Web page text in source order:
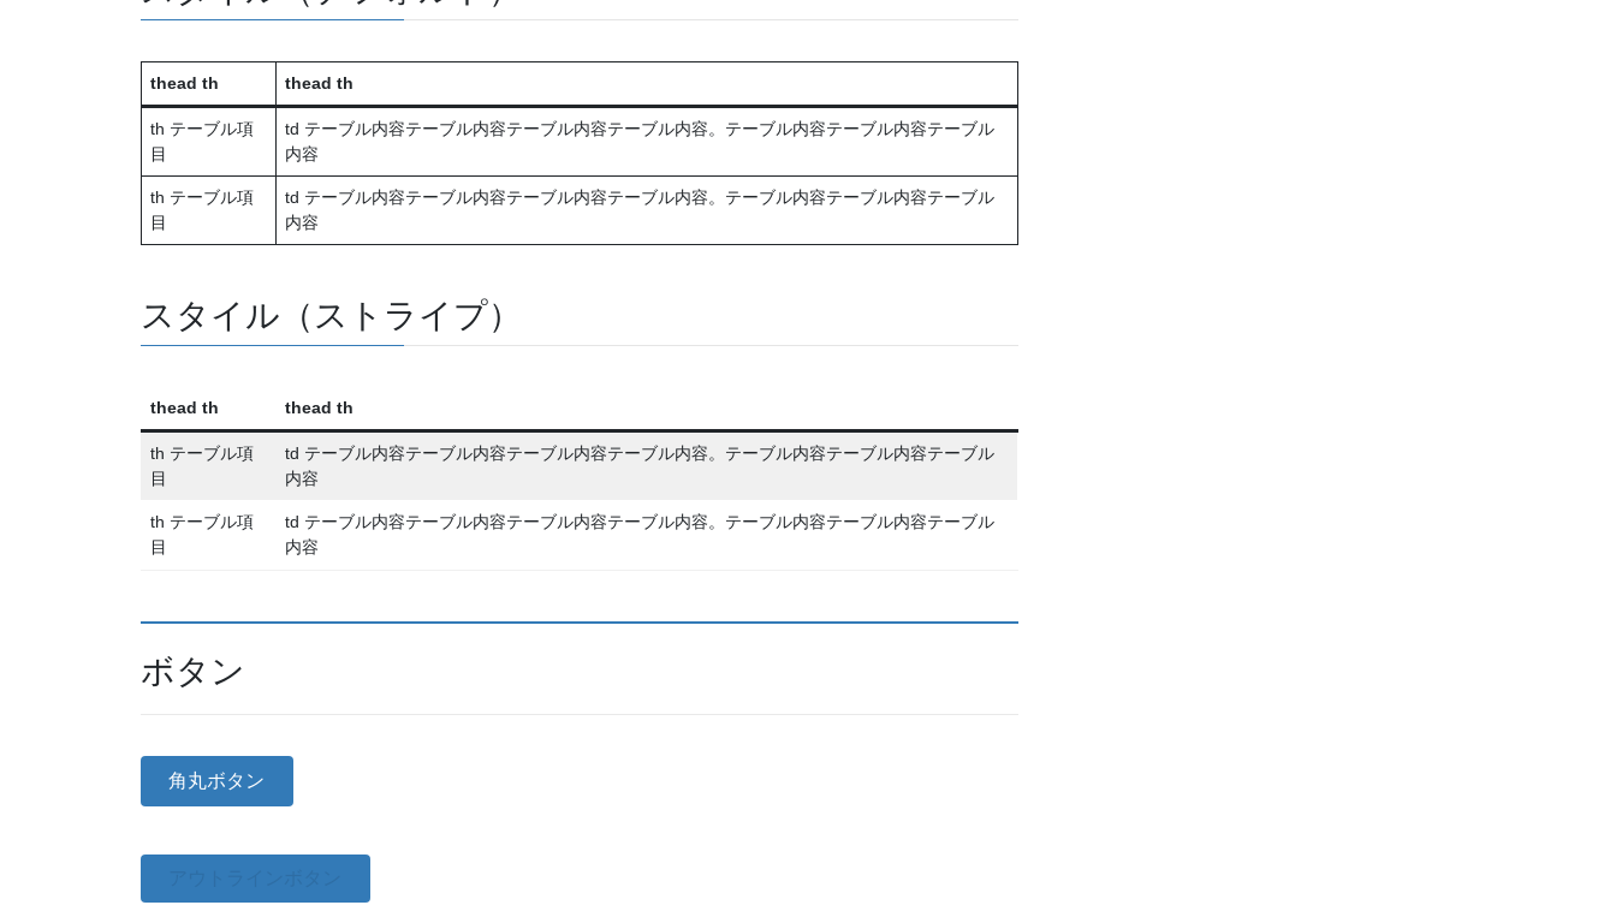
thead th thead th
th テーブル項
目
td テーブル内容テーブル内容テーブル内容テーブル内容。テーブル内容テーブル内容テーブル
内容
th テーブル項
目
td テーブル内容テーブル内容テーブル内容テーブル内容。テーブル内容テーブル内容テーブル
内容
スタイル（ストライプ）
thead th thead th
th テーブル項
目
td テーブル内容テーブル内容テーブル内容テーブル内容。テーブル内容テーブル内容テーブル
内容
th テーブル項
目
td テーブル内容テーブル内容テーブル内容テーブル内容。テーブル内容テーブル内容テーブル
内容
ボタン
角丸ボタン